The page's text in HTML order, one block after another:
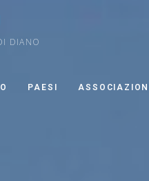
DIANO
PAESI ASSOCIAZIONI